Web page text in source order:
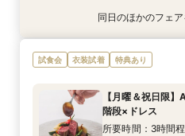
衣装試着 特典あり
8/23(日
【フリードリンク
待×リゾート
9:30〜
15:00〜
特典あり
8/23(日
【自宅で式場見
ライン相談会♪
10:00〜
特典あり
8/23(日
【迷っている方も
談×次回試食付
10:00〜
17:00〜
衣装試着 特典あり
8/23(日
＼前々日〜当日予
限定前撮り特典付
9:30〜
15:00〜
特典あり
8/23(日
【フォト婚】貸切
定特典付相談会
9:30〜
15:00〜
衣装試着 特典あり
8/23(日
今月限定【130万
×特製スイーツ
9:30〜
15:00〜
同日のほかのフェア
試食会 衣装試着 特典あり
【月曜＆祝日限
階段×ドレス
所要時間：3時間